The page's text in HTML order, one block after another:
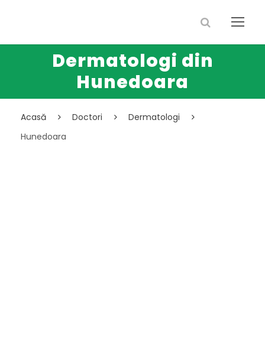
Dermatologi din
Hunedoara
Acasă Doctori
Dermatologi
Hunedoara